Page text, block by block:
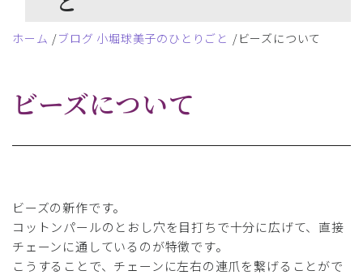
ホーム ブログ 小堀球美子のひとりごと ビーズについて
ビーズについて
ビーズの新作です。
コットンパールのとおし穴を目打ちで十分に広げて、直接
チェーンに通しているのが特徴です。
こうすることで、チェーンに左右の連爪を繋げることがで